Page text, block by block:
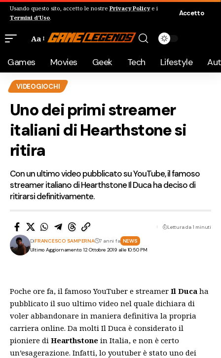
Usando questo sito, accetto le nostre Privacy Policye i
Termini d'Uso.
Accetto
Aa
Games Movies Geek Tech Lifestyle
VIDEOGIOCHI
Uno dei primi streamer
italiani di Hearthstone si
ritira
Con un ultimo video pubblicato su YouTube, il famoso
streamer italiano di Hearthstone Il Duca ha deciso di
ritirarsi definitivamente.
Ultimo Aggiornamento: 12 Ottobre 2019 alle 10:50 PM
DiFRANCESCO SAMPERNA 7 anni fa NEWS
Lettura da 1 minuti
Poche ore fa, il famoso YouTuber e streamer Il Duca ha
pubblicato il suo ultimo video nel quale dichiara di
voler abbandonare in maniera definitiva la propria
carriera online. Da molti Il Duca è considerato il
pioniere di Hearthstone in Italia, e non è certo
un’esagerazione. Infatti, lo youtuber è stato uno dei